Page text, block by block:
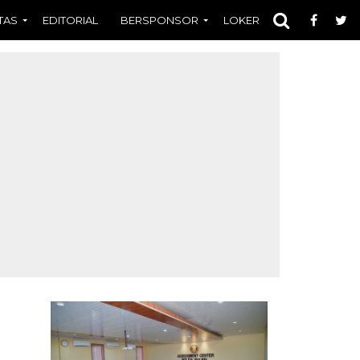
EDITORIAL BERSPONSOR LOKER OPINI